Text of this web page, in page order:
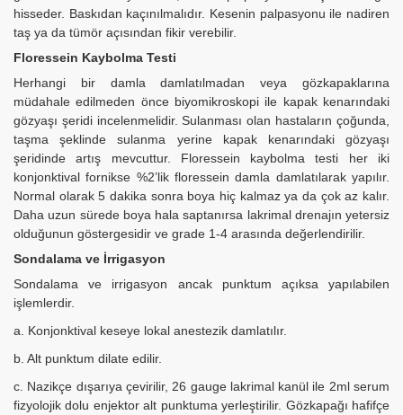
hisseder. Baskıdan kaçınılmalıdır. Kesenin palpasyonu ile nadiren
taş ya da tümör açısından fikir verebilir.
Floressein Kaybolma Testi
Herhangi bir damla damlatılmadan veya gözkapaklarına
müdahale edilmeden önce biyomikroskopi ile kapak kenarındaki
gözyaşı şeridi incelenmelidir. Sulanması olan hastaların çoğunda,
taşma şeklinde sulanma yerine kapak kenarındaki gözyaşı
şeridinde artış mevcuttur. Floressein kaybolma testi her iki
konjonktival fornikse %2’lik floressein damla damlatılarak yapılır.
Normal olarak 5 dakika sonra boya hiç kalmaz ya da çok az kalır.
Daha uzun sürede boya hala saptanırsa lakrimal drenajın yetersiz
olduğunun göstergesidir ve grade 1-4 arasında değerlendirilir.
Sondalama ve İrrigasyon
Sondalama ve irrigasyon ancak punktum açıksa yapılabilen
işlemlerdir.
a. Konjonktival keseye lokal anestezik damlatılır.
b. Alt punktum dilate edilir.
c. Nazikçe dışarıya çevirilir, 26 gauge lakrimal kanül ile 2ml serum
fizyolojik dolu enjektor alt punktuma yerleştirilir. Gözkapağı hafifçe